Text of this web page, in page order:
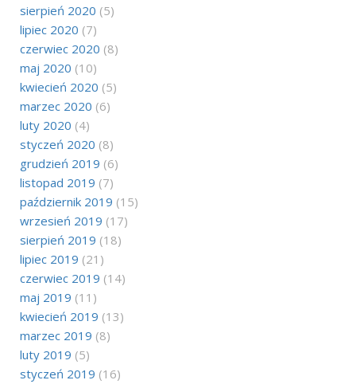
sierpień 2020 (5)
lipiec 2020 (7)
czerwiec 2020 (8)
maj 2020 (10)
kwiecień 2020 (5)
marzec 2020 (6)
luty 2020 (4)
styczeń 2020 (8)
grudzień 2019 (6)
listopad 2019 (7)
październik 2019 (15)
wrzesień 2019 (17)
sierpień 2019 (18)
lipiec 2019 (21)
czerwiec 2019 (14)
maj 2019 (11)
kwiecień 2019 (13)
marzec 2019 (8)
luty 2019 (5)
styczeń 2019 (16)